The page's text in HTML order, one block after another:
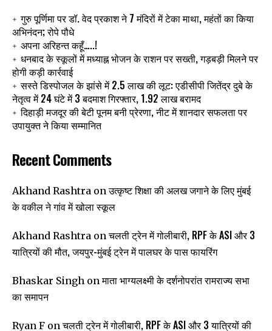
गुरु पूर्णिमा पर डॉ. वेद प्रकाश ने 7 मंदिरों में टेका माथा, महंतों का किया
अभिनंदन; रोपे पौधे
अपना अरिहन्त कहूँ…..!
धनबाद के स्कूलों में मध्याह्न भोजन के राशन पर सख्ती, गड़बड़ी मिलने पर
होगी कड़ी कार्रवाई
सस्ते डिस्पोजल के झांसे में 2.5 लाख की लूट: एडीसीपी जितेंद्र दुबे के
नेतृत्व में 24 घंटे में 3 बदमाश गिरफ्तार, 1.92 लाख बरामद
दिहाड़ी मजदूर की बेटी पूनम बनी प्रेरणा, नीट में शानदार सफलता पर
उपायुक्त ने किया सम्मानित
Recent Comments
Akhand Rashtra onउत्कृष्ट शिक्षा की अलख जगाने के लिए मुंबई
के वकील ने गांव में खोला स्कूल
Akhand Rashtra onचलती ट्रेन में गोलीबारी, RPF के ASI और 3
यात्रियों की मौत, जयपुर-मुंबई ट्रेन में पालघर के पास फायरिंग
Bhaskar Singh onमाता भाग्यलक्ष्मी के दर्शनोपरांत रामराज्य सभा
का समापन
Ryan F onचलती ट्रेन में गोलीबारी, RPF के ASI और 3 यात्रियों की